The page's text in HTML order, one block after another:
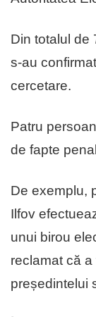
Din totalul de
s-au
cercetare.
Patru
de fapte
De exemplu,
Ilfov
unui birou
reclamat că
președintelui